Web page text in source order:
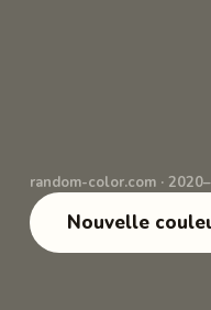
random-color.com ·
Nouvelle